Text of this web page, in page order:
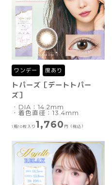
ワンデー 度あり
トパーズ［デートトパー
ズ］
・DIA：14.2mm
・着色直径：13.4mm
1箱10枚入り 1,760 円（税込）